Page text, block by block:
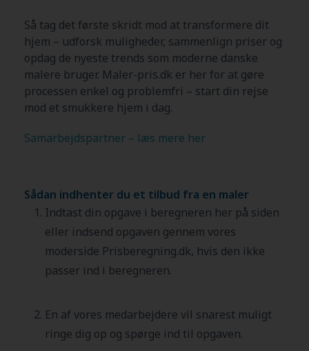
Så tag det første skridt mod at transformere dit
hjem – udforsk muligheder, sammenlign priser og
opdag de nyeste trends som moderne danske
malere bruger. Maler-pris.dk er her for at gøre
processen enkel og problemfri – start din rejse
mod et smukkere hjem i dag.
Samarbejdspartner – læs mere her
Sådan indhenter du et tilbud fra en maler
Indtast din opgave i beregneren her på siden
eller indsend opgaven gennem vores
moderside Prisberegning.dk, hvis den ikke
passer ind i beregneren.
En af vores medarbejdere vil snarest muligt
ringe dig op og spørge ind til opgaven.